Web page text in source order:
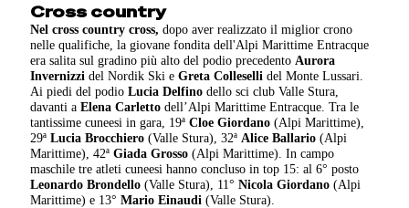
Cross country
Nel cross country cross,dopo aver realizzato il miglior crono
nelle qualifiche, la giovane fondita dell'Alpi Marittime Entracque
era salita sul gradino più alto del podio precedento Aurora
Invernizzi del Nordik Ski eGreta Colleselli del Monte Lussari.
Ai piedi del podioLucia Delfino dello sci club Valle Stura,
davanti aElena Carletto dell’Alpi Marittime Entracque. Tra le
tantissime cuneesi in gara, 19ªCloe Giordano (Alpi Marittime),
29ªLucia Brocchiero (Valle Stura), 32ª Alice Ballario (Alpi
Marittime), 42ªGiada Grosso (Alpi Marittime). In campo
maschile tre atleti cuneesi hanno concluso in top 15: al 6° posto
Leonardo Brondello (Valle Stura), 11°Nicola Giordano (Alpi
Marittime) e 13°Mario Einaudi (Valle Stura).